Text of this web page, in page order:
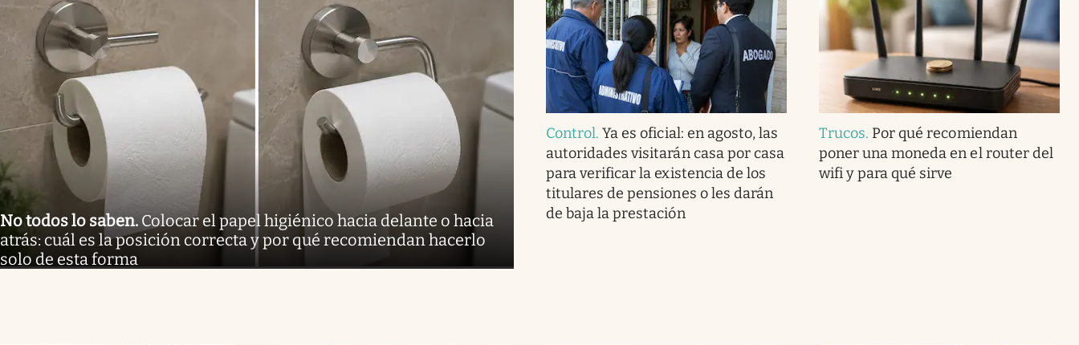
No todos lo saben. Colocar el papel higiénico hacia delante o hacia
atrás: cuál es la posición correcta y por qué recomiendan hacerlo
solo de esta forma
Control.Ya es oficial: en agosto, las
autoridades visitarán casa por casa
para verificar la existencia de los
titulares de pensiones o les darán
de baja la prestación
Trucos. Por qué recomiendan
poner una moneda en el router del
wifi y para qué sirve